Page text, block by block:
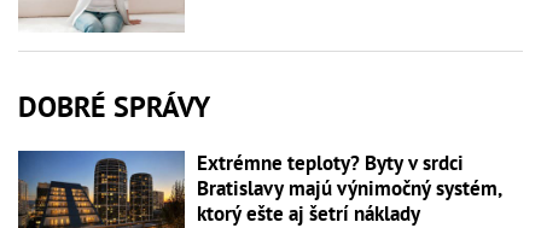
DOBRÉ SPRÁVY
Extrémne teploty? Byty v srdci
Bratislavy majú výnimočný systém,
ktorý ešte aj šetrí náklady